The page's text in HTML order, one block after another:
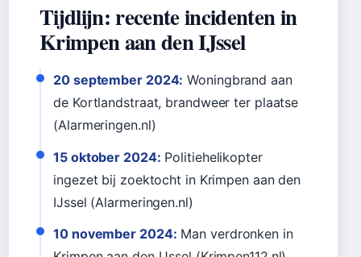
Tijdlijn: recente incidenten in
Krimpen aan den IJssel
20 september 2024: Woningbrand aan
de Kortlandstraat, brandweer ter plaatse
(Alarmeringen.nl)
15 oktober 2024: Politiehelikopter
ingezet bij zoektocht in Krimpen aan den
IJssel (Alarmeringen.nl)
10 november 2024: Man verdronken in